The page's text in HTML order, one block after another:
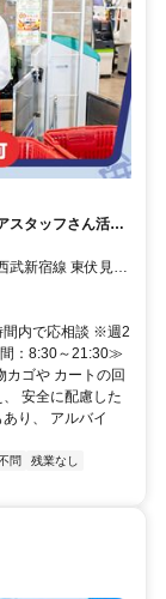
スタッフさん活躍
武新宿線 東伏見南
約25分 各線「西
間内で応相談 ※週2
：8:30～21:30≫
カゴや カートの回
安全に配慮した
り、 アルバイ
問
残業なし